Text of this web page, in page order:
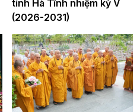
tỉnh Hà Tĩnh nhiệm kỳ V
(2026-2031)